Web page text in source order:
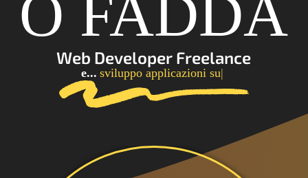
O FADDA
Web Developer Freelance
e... sviluppo applicazioni su mis